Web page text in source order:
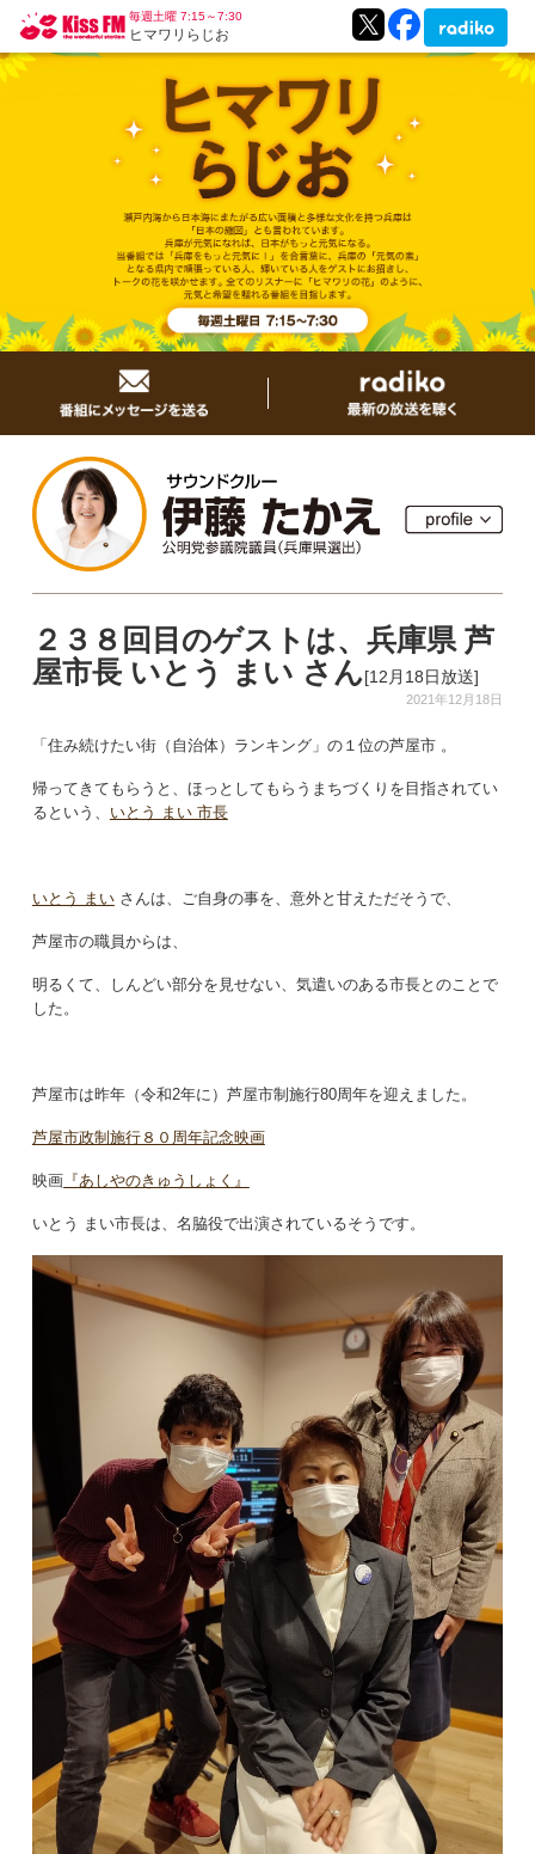
毎週土曜 7:15～7:30
ヒマワリらじお
２３８回目のゲストは、兵庫県 芦
屋市長 いとう まい さん[12月18日放送]
2021年12月18日
「住み続けたい街（自治体）ランキング」の１位の芦屋市 。
帰ってきてもらうと、ほっとしてもらうまちづくりを目指されてい
るという、 いとう まい 市長
いとう まいさんは、ご自身の事を、意外と甘えただそうで、
芦屋市の職員からは、
明るくて、しんどい部分を見せない、気遣いのある市長とのことで
した。
芦屋市は昨年（令和2年に）芦屋市制施行80周年を迎えました。
芦屋市政制施行８０周年記念映画
映画『あしやのきゅうしょく』
いとう まい市長は、名脇役で出演されているそうです。